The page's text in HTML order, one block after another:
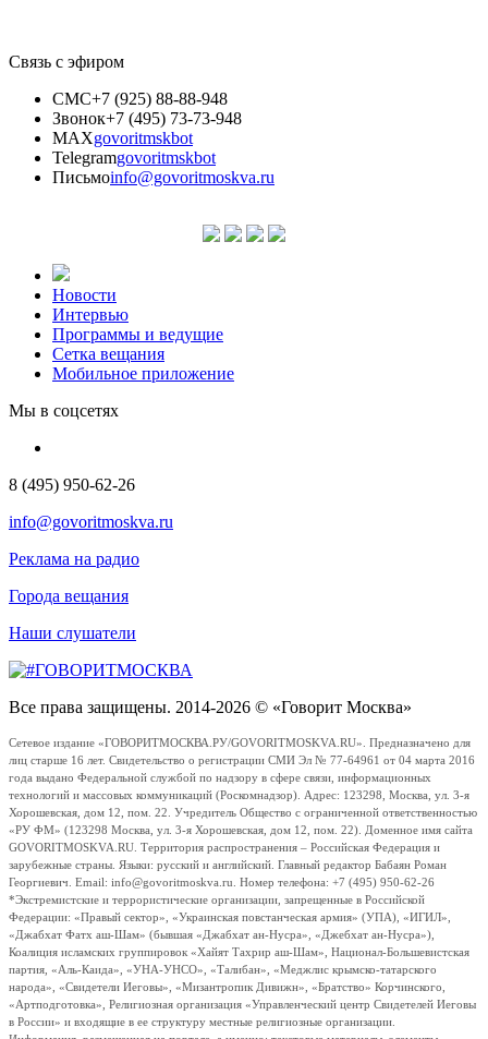
Связь с эфиром
СМС+7 (925) 88-88-948
Звонок+7 (495) 73-73-948
MAXgovoritmskbot
Telegramgovoritmskbot
Письмоinfo@govoritmoskva.ru
Новости
Интервью
Программы и ведущие
Сетка вещания
Мобильное приложение
Мы в соцсетях
8 (495) 950-62-26
info@govoritmoskva.ru
Реклама на радио
Города вещания
Наши слушатели
Все права защищены. 2014-2026 © «Говорит Москва»
Сетевое издание «ГОВОРИТМОСКВА.РУ/GOVORITMOSKVA.RU». Предназначено для
лиц старше 16 лет. Свидетельство о регистрации СМИ Эл № 77-64961 от 04 марта 2016
года выдано Федеральной службой по надзору в сфере связи, информационных
технологий и массовых коммуникаций (Роскомнадзор). Адрес: 123298, Москва, ул. 3-я
Хорошевская, дом 12, пом. 22. Учредитель Общество с ограниченной ответственностью
«РУ ФМ» (123298 Москва, ул. 3-я Хорошевская, дом 12, пом. 22). Доменное имя сайта
GOVORITMOSKVA.RU. Территория распространения – Российская Федерация и
зарубежные страны. Языки: русский и английский. Главный редактор Бабаян Роман
Георгиевич. Email: info@govoritmoskva.ru. Номер телефона: +7 (495) 950-62-26
*Экстремистские и террористические организации, запрещенные в Российской
Федерации: «Правый сектор», «Украинская повстанческая армия» (УПА), «ИГИЛ»,
«Джабхат Фатх аш-Шам» (бывшая «Джабхат ан-Нусра», «Джебхат ан-Нусра»),
Коалиция исламских группировок «Хайят Тахрир аш-Шам», Национал-Большевистская
партия, «Аль-Каида», «УНА-УНСО», «Талибан», «Меджлис крымско-татарского
народа», «Свидетели Иеговы», «Мизантропик Дивижн», «Братство» Корчинского,
«Артподготовка», Религиозная организация «Управленческий центр Свидетелей Иеговы
в России» и входящие в ее структуру местные религиозные организации.